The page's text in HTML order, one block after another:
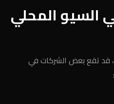
السيو المحلي
قد تقع بعض الشركات في